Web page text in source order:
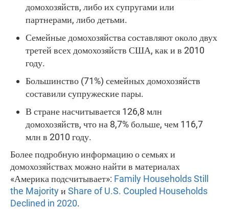
домохозяйств, либо их супругами или
партнерами, либо детьми.
Семейные домохозяйства составляют около двух
третей всех домохозяйств США, как и в 2010
году.
Большинство (71%) семейных домохозяйств
составили супружеские пары.
В стране насчитывается 126,8 млн
домохозяйств, что на 8,7% больше, чем 116,7
млн в 2010 году.
Более подробную информацию о семьях и
домохозяйствах можно найти в материалах
«Америка подсчитывает»: Family Households Still
the Majorityи Share of U.S. Coupled Households
Declined in 2020.